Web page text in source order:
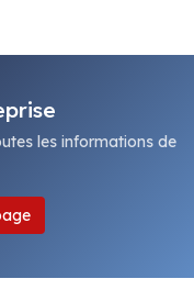
les informations de